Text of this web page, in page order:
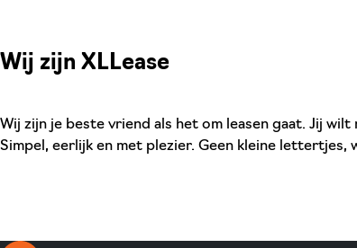
Wij zijn XLLease
Wij zijn je beste vriend als het om leasen gaat. Jij
Simpel, eerlijk en met plezier. Geen kleine lettertjes,